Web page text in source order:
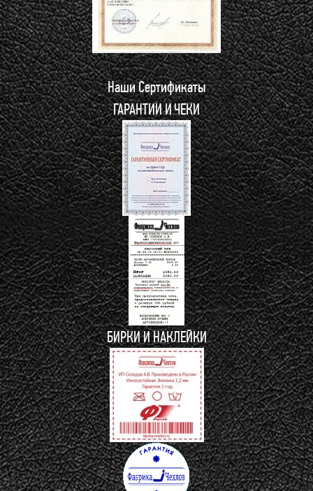
Наши Сертификаты
ГАРАНТИИ И ЧЕКИ
БИРКИ И НАКЛЕЙКИ